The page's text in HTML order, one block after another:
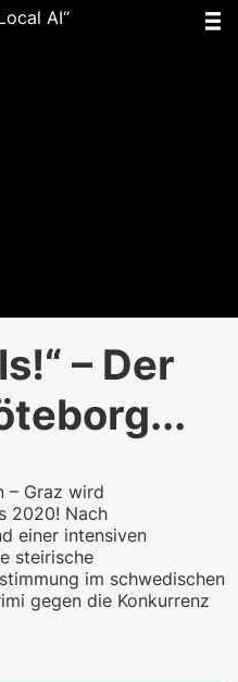
AI“
– Der
– Graz wird
2020! Nach
einer intensiven
steirische
im schwedischen
gegen die Konkurrenz
LLM gemma-4-